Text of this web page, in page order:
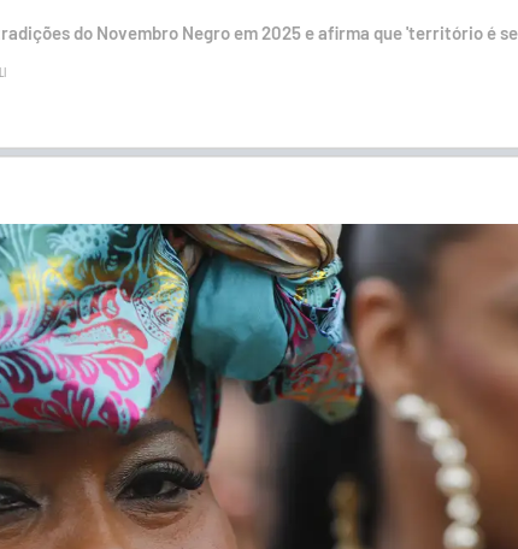
do Novembro Negro em 2025 e afirma que 'território é